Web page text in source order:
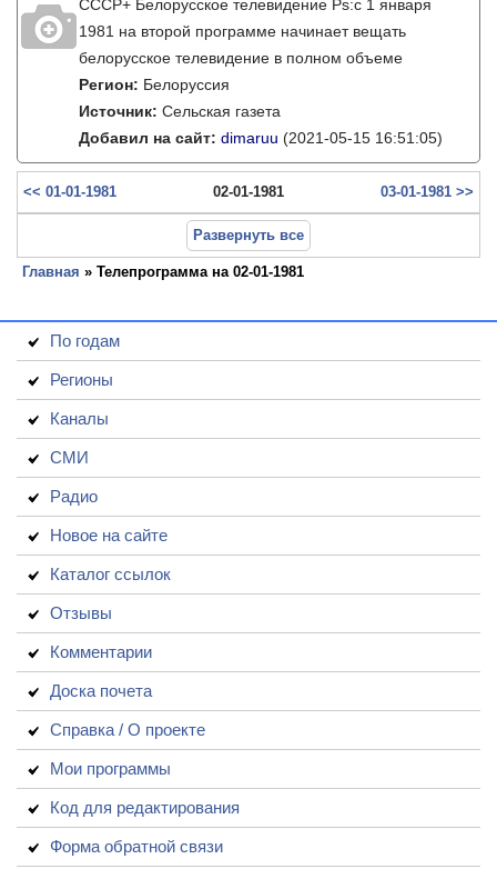
СССР+ Белорусское телевидение Ps:с 1 января
1981 на второй программе начинает вещать
белорусское телевидение в полном объеме
Регион: Белоруссия
Источник: Сельская газета
Добавил на сайт: dimaruu (2021-05-15 16:51:05)
<< 01-01-1981 02-01-1981 03-01-1981 >>
Развернуть все
Главная » Телепрограмма на 02-01-1981
По годам
Регионы
Каналы
СМИ
Радио
Новое на сайте
Каталог ссылок
Отзывы
Комментарии
Доска почета
Справка / О проекте
Мои программы
Код для редактирования
Форма обратной связи